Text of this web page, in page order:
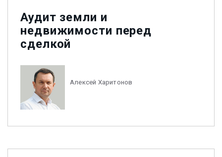
Аудит земли и
недвижимости перед
сделкой
Алексей Харитонов